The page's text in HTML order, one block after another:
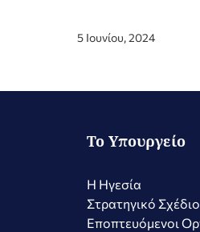
5 Ιουνίου, 2024
Το Υπουργείο
Η Ηγεσία
Στρατηγικό Σχέδιο
Εποπτευόμενοι